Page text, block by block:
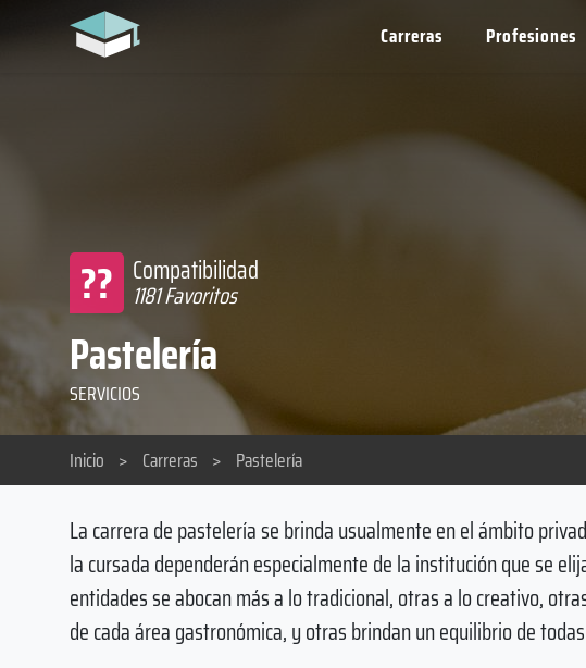
Carreras Profesiones
Pastelería
Compatibilidad
1181 Favoritos
??
SERVICIOS
Inicio > Carreras > Pastelería
La carrera de pastelería se brinda usualmente en el ámbito
la cursada dependerán especialmente de la institución que se
entidades se abocan más a lo tradicional, otras a lo creativo,
de cada área gastronómica, y otras brindan un equilibrio de